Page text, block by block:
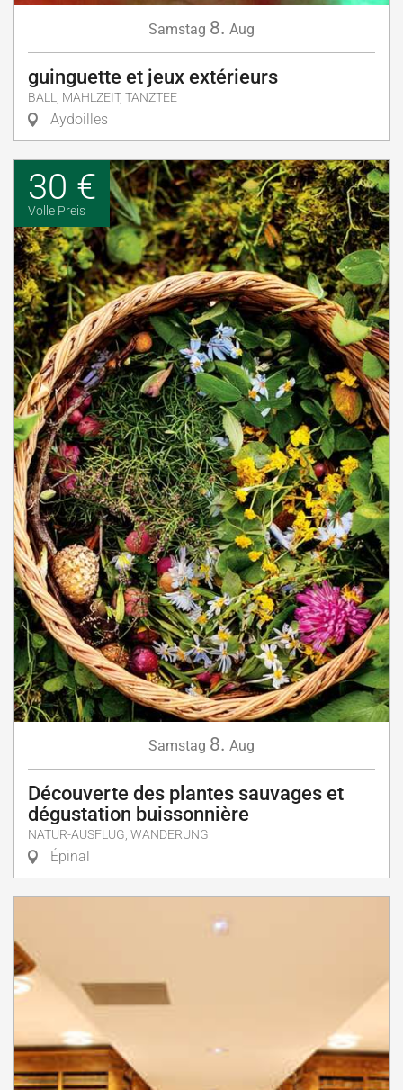
Samstag 8. Aug
guinguette et jeux extérieurs
BALL, MAHLZEIT, TANZTEE
Aydoilles
30 €
Volle Preis
Samstag 8. Aug
Découverte des plantes sauvages et
dégustation buissonnière
NATUR-AUSFLUG, WANDERUNG
Épinal